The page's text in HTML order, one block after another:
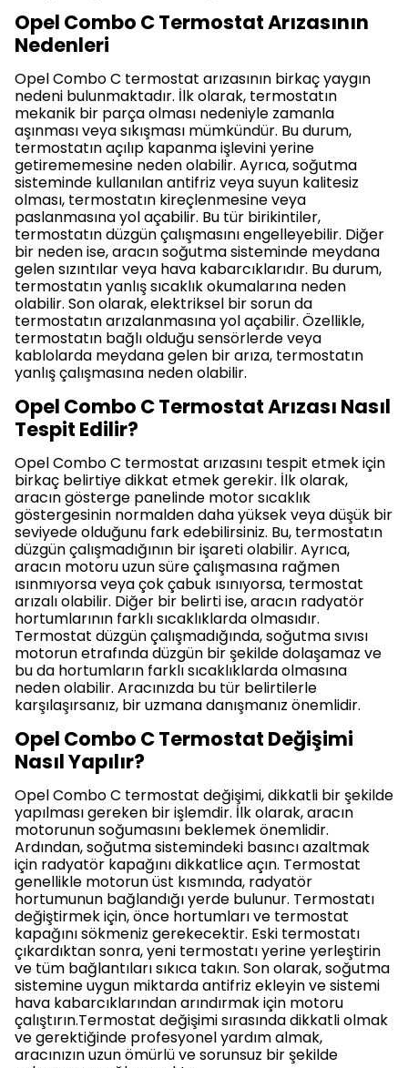
Opel Combo C Termostat Arızasının
Nedenleri
Opel Combo C termostat arızasının birkaç yaygın
nedeni bulunmaktadır. İlk olarak, termostatın
mekanik bir parça olması nedeniyle zamanla
aşınması veya sıkışması mümkündür. Bu durum,
termostatın açılıp kapanma işlevini yerine
getirememesine neden olabilir. Ayrıca, soğutma
sisteminde kullanılan antifriz veya suyun kalitesiz
olması, termostatın kireçlenmesine veya
paslanmasına yol açabilir. Bu tür birikintiler,
termostatın düzgün çalışmasını engelleyebilir. Diğer
bir neden ise, aracın soğutma sisteminde meydana
gelen sızıntılar veya hava kabarcıklarıdır. Bu durum,
termostatın yanlış sıcaklık okumalarına neden
olabilir. Son olarak, elektriksel bir sorun da
termostatın arızalanmasına yol açabilir. Özellikle,
termostatın bağlı olduğu sensörlerde veya
kablolarda meydana gelen bir arıza, termostatın
yanlış çalışmasına neden olabilir.
Opel Combo C Termostat Arızası Nasıl
Tespit Edilir?
Opel Combo C termostat arızasını tespit etmek için
birkaç belirtiye dikkat etmek gerekir. İlk olarak,
aracın gösterge panelinde motor sıcaklık
göstergesinin normalden daha yüksek veya düşük bir
seviyede olduğunu fark edebilirsiniz. Bu, termostatın
düzgün çalışmadığının bir işareti olabilir. Ayrıca,
aracın motoru uzun süre çalışmasına rağmen
ısınmıyorsa veya çok çabuk ısınıyorsa, termostat
arızalı olabilir. Diğer bir belirti ise, aracın radyatör
hortumlarının farklı sıcaklıklarda olmasıdır.
Termostat düzgün çalışmadığında, soğutma sıvısı
motorun etrafında düzgün bir şekilde dolaşamaz ve
bu da hortumların farklı sıcaklıklarda olmasına
neden olabilir. Aracınızda bu tür belirtilerle
karşılaşırsanız, bir uzmana danışmanız önemlidir.
Opel Combo C Termostat Değişimi
Nasıl Yapılır?
Opel Combo C termostat değişimi, dikkatli bir şekilde
yapılması gereken bir işlemdir. İlk olarak, aracın
motorunun soğumasını beklemek önemlidir.
Ardından, soğutma sistemindeki basıncı azaltmak
için radyatör kapağını dikkatlice açın. Termostat
genellikle motorun üst kısmında, radyatör
hortumunun bağlandığı yerde bulunur. Termostatı
değiştirmek için, önce hortumları ve termostat
kapağını sökmeniz gerekecektir. Eski termostatı
çıkardıktan sonra, yeni termostatı yerine yerleştirin
ve tüm bağlantıları sıkıca takın. Son olarak, soğutma
sistemine uygun miktarda antifriz ekleyin ve sistemi
hava kabarcıklarından arındırmak için motoru
çalıştırın.Termostat değişimi sırasında dikkatli olmak
ve gerektiğinde profesyonel yardım almak,
aracınızın uzun ömürlü ve sorunsuz bir şekilde